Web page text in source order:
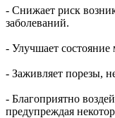
- Снижает риск
заболеваний.
- Улучшает
- Заживляет порезы,
- Благоприятно
предупреждая